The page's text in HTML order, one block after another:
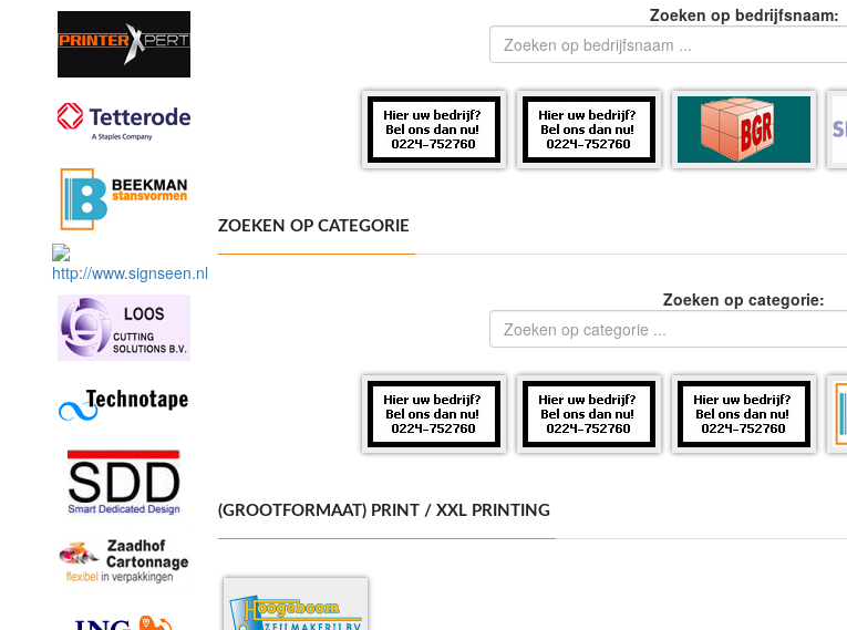
Zoeken op bedrijfsnaam:
ZOEKEN OP CATEGORIE
Zoeken op categorie:
(GROOTFORMAAT) PRINT / XXL PRINTING